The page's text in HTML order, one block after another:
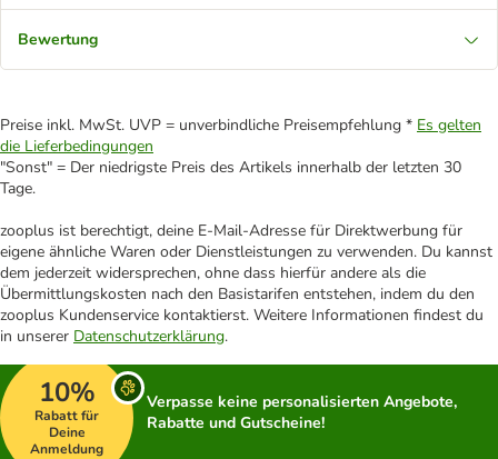
Bewertung
Preise inkl. MwSt. UVP = unverbindliche Preisempfehlung * Es gelten
die Lieferbedingungen
"Sonst" = Der niedrigste Preis des Artikels innerhalb der letzten 30
Tage.
zooplus ist berechtigt, deine E-Mail-Adresse für Direktwerbung für
eigene ähnliche Waren oder Dienstleistungen zu verwenden. Du kannst
dem jederzeit widersprechen, ohne dass hierfür andere als die
Übermittlungskosten nach den Basistarifen entstehen, indem du den
zooplus Kundenservice kontaktierst. Weitere Informationen findest du
in unserer Datenschutzerklärung.
10%
Rabatt für
Deine
Anmeldung
Verpasse keine personalisierten Angebote,
Rabatte und Gutscheine!